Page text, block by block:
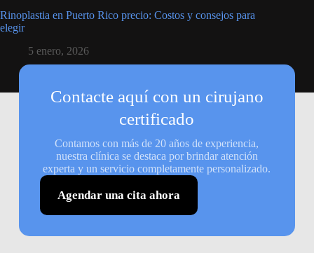
Rinoplastia en Puerto Rico precio: Costos y consejos para
elegir
5 enero, 2026
Contacte aquí con un cirujano
certificado
Contamos con más de 20 años de experiencia,
nuestra clínica se destaca por brindar atención
experta y un servicio completamente personalizado.
Agendar una cita ahora